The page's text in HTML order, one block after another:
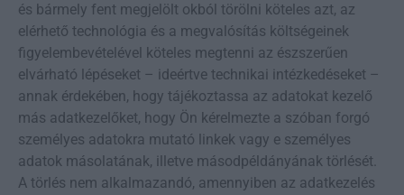
és bármely fent megjelölt okból törölni köteles azt, az
elérhető technológia és a megvalósítás költségeinek
figyelembevételével köteles megtenni az észszerűen
elvárható lépéseket – ideértve technikai intézkedéseket –
annak érdekében, hogy tájékoztassa az adatokat kezelő
más adatkezelőket, hogy Ön kérelmezte a szóban forgó
személyes adatokra mutató linkek vagy e személyes
adatok másolatának, illetve másodpéldányának törlését.
A törlés nem alkalmazandó, amennyiben az adatkezelés